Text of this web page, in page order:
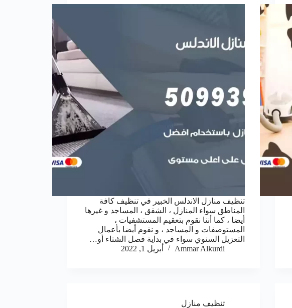
تنظيف منازل الاندلس الخبير في تنظيف كافة
المناطق سواء المنازل ، الشقق ، المساجد و غيرها
أيضا ، كما أننا نقوم بتعقيم المستشفيات ،
المستوصفات و المساجد ، و نقوم أيضا بأعمال
التعزيل السنوي سواء في بداية فصل الشتاء أو…
Ammar Alkurdi
أبريل 1, 2022
تنظيف منازل